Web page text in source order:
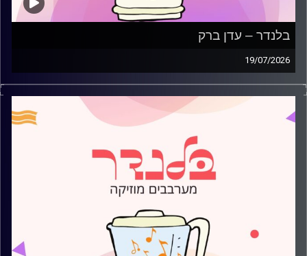
בלנדר – עדן ברק
19/07/2026
מוזיקה קצבית חדשה עם עדן ברק
קרדיט תמונות:
AudioVersity